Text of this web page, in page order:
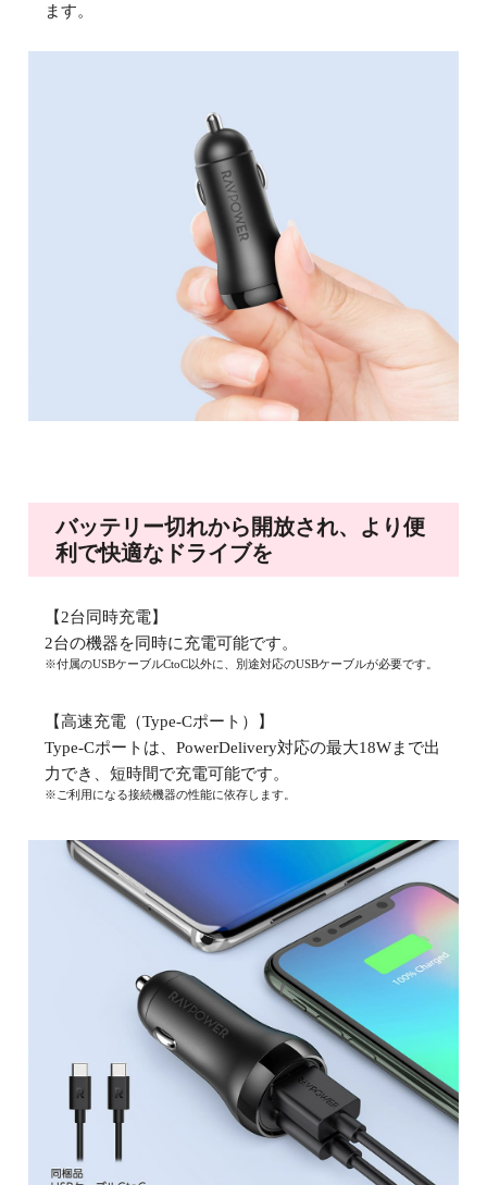
ます。
バッテリー切れから開放され、より便
利で快適なドライブを
【2台同時充電】
2台の機器を同時に充電可能です。
※付属のUSBケーブルCtoC以外に、別途対応のUSBケーブルが必要です。
【高速充電（Type-Cポート）】
Type-Cポートは、PowerDelivery対応の最大18Wまで出
力でき、短時間で充電可能です。
※ご利用になる接続機器の性能に依存します。